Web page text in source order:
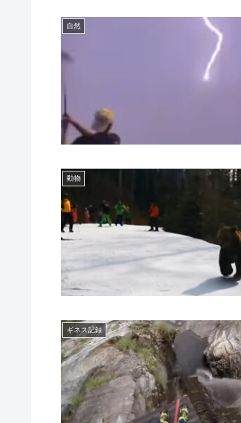
自然
動物
ギネス記録